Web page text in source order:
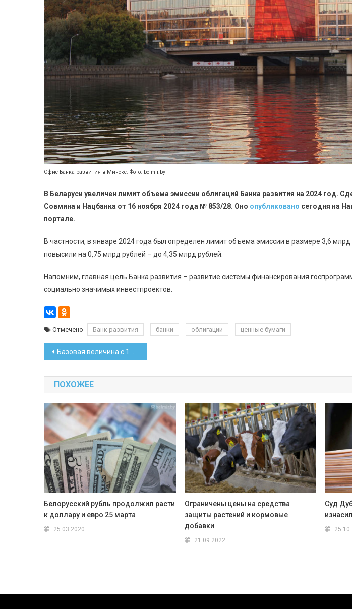
Офис Банка развития в Минске. Фото: belmir.by
В Беларуси увеличен лимит объема эмиссии облигаций Банка развития на 2024 год.
Совмина и Нацбанка от 16 ноября 2024 года № 853/28. Оно опубликовано сегодня на
портале.
В частности, в январе 2024 года был определен лимит объема эмиссии в размере 3,6
повысили на 0,75 млрд рублей – до 4,35 млрд рублей.
Напомним, главная цель Банка развития – развитие системы финансирования
социально значимых инвестпроектов.
Отмечено Банк развития банки облигации ценные бумаги
Навигация
по
записям
Базовая величина с 1 января увеличится до 42 рублей
ПОХОЖЕЕ
Белорусский рубль продолжил расти
к доллару и евро 25 марта
25.03.2020
Ограничены цены на средства
защиты растений и кормовые
добавки
21.09.2022
Суд